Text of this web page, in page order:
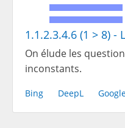
1.1.2.3.4.6 (1 > 8) -
On élude les
inconstants.
Bing DeepL